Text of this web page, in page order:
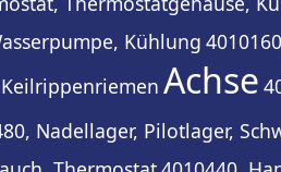
Kühlung
Achse
Nadellager, Pilotlager,